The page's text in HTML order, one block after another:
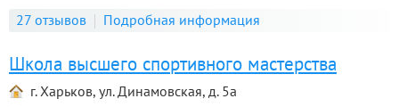
27 отзывов Подробная информация
Школа высшего спортивного мастерства
г. Харьков, ул. Динамовская, д. 5а